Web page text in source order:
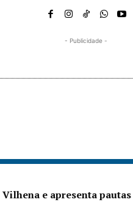
- Publicidade -
e apresenta